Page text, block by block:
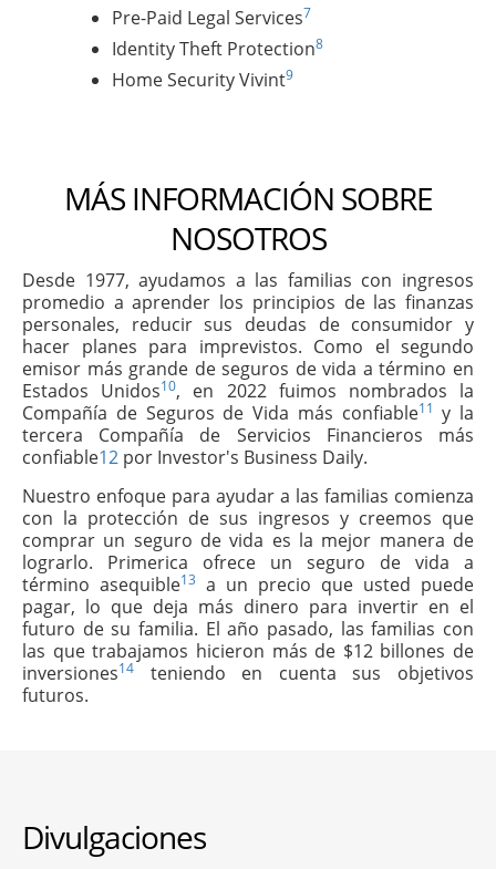
Pre-Paid Legal Services7
Identity Theft Protection8
Home Security Vivint9
MÁS INFORMACIÓN SOBRE
NOSOTROS
Desde 1977, ayudamos a las familias con ingresos
promedio a aprender los principios de las finanzas
personales, reducir sus deudas de consumidor y
hacer planes para imprevistos. Como el segundo
emisor más grande de seguros de vida a término en
Estados Unidos10, en 2022 fuimos nombrados la
Compañía de Seguros de Vida más confiable11 y la
tercera Compañía de Servicios Financieros más
confiable12 por Investor's Business Daily.
Nuestro enfoque para ayudar a las familias comienza
con la protección de sus ingresos y creemos que
comprar un seguro de vida es la mejor manera de
lograrlo. Primerica ofrece un seguro de vida a
término asequible13 a un precio que usted puede
pagar, lo que deja más dinero para invertir en el
futuro de su familia. El año pasado, las familias con
las que trabajamos hicieron más de $12 billones de
inversiones14
teniendo en cuenta sus objetivos
futuros.
Divulgaciones